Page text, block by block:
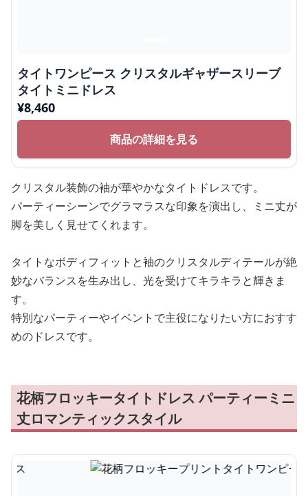
タイトワンピース クリスタルギャザースリーブ
タイトミニドレス
¥8,460
商品の詳細を見る
クリスタル装飾の袖が華やかなタイトドレスです。
パーティーシーンでグラマラスな印象を演出し、ミニ丈が
脚を美しく見せてくれます。
タイトなボディフィットと袖のクリスタルディテールが絶
妙なバランスを生み出し、光を受けてキラキラと輝きま
す。
特別なパーティーやイベントで主役になりたい方におすす
めのドレスです。
花柄フロッキータイトドレス パーティーミニ
丈ロマンティックスタイル